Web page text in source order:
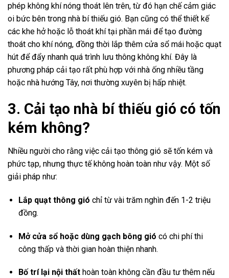
phép không khí nóng thoát lên trên, từ đó hạn chế cảm giác
oi bức bên trong nhà bí thiếu gió. Bạn cũng có thể thiết kế
các khe hở hoặc lỗ thoát khí tại phần mái để tạo đường
thoát cho khí nóng, đồng thời lắp thêm cửa sổ mái hoặc quạt
hút để đẩy nhanh quá trình lưu thông không khí. Đây là
phương pháp cải tạo rất phù hợp với nhà ống nhiều tầng
hoặc nhà hướng Tây, nơi thường xuyên bị hấp nhiệt.
3. Cải tạo nhà bí thiếu gió có tốn
kém không?
Nhiều người cho rằng việc cải tạo thông gió sẽ tốn kém và
phức tạp, nhưng thực tế không hoàn toàn như vậy. Một số
giải pháp như:
Lắp quạt thông gió chỉ từ vài trăm nghìn đến 1-2 triệu
đồng.
Mở cửa sổ hoặc dùng gạch bông gió có chi phí thi
công thấp và thời gian hoàn thiện nhanh.
Bố trí lại nội thấthoàn toàn không cần đầu tư thêm nếu